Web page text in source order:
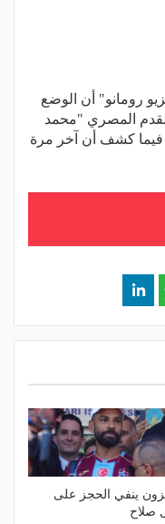
رومانو" أن الوضع
المصري "محمد
فيما كشف أن آخر مرة
ينفي الحجز على
صلاح